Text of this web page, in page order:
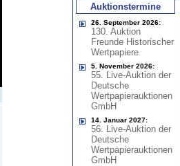
Auktionstermine
26. September 2026:
130. Auktion
Freunde Historischer
Wertpapiere
5. November 2026:
55. Live-Auktion der
Deutsche
Wertpapierauktionen
GmbH
14. Januar 2027:
56. Live-Auktion der
Deutsche
Wertpapierauktionen
GmbH